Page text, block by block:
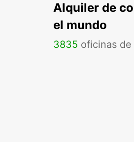
Alquiler de
el mundo
3835 oficinas de